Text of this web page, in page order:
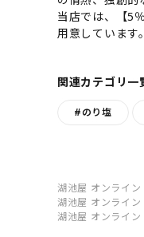
当店では、【5
用意しています。
関連カテゴリ一
#のり塩
湖池屋 オンライン
湖池屋 オンライン
湖池屋 オンライン